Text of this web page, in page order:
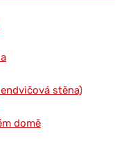
stěna)
domě